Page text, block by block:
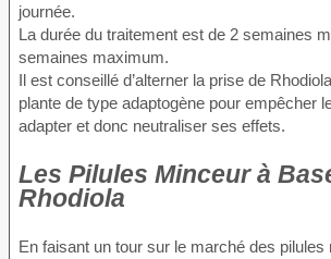
journée.
La durée du traitement est de 2 semaines
semaines maximum.
Il est conseillé d’alterner la prise de
plante de type adaptogène pour empêcher
adapter et donc neutraliser ses effets.
Les Pilules Minceur à
Rhodiola
En faisant un tour sur le marché des pilules